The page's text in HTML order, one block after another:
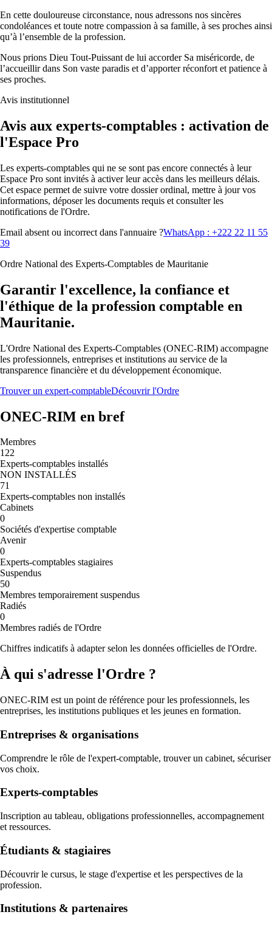
En cette douloureuse circonstance, nous adressons nos sincères
condoléances et toute notre compassion à sa famille, à ses proches ainsi
qu’à l’ensemble de la profession.
Nous prions Dieu Tout-Puissant de lui accorder Sa miséricorde, de
l’accueillir dans Son vaste paradis et d’apporter réconfort et patience à
ses proches.
Avis institutionnel
Avis aux experts-comptables : activation de
l'Espace Pro
Les experts-comptables qui ne se sont pas encore connectés à leur
Espace Pro sont invités à activer leur accès dans les meilleurs délais.
Cet espace permet de suivre votre dossier ordinal, mettre à jour vos
informations, déposer les documents requis et consulter les
notifications de l'Ordre.
Email absent ou incorrect dans l'annuaire ?WhatsApp : +222 22 11 55
39
Ordre National des Experts-Comptables de Mauritanie
Garantir l'excellence, la confiance et
l'éthique de la profession comptable en
Mauritanie.
L'Ordre National des Experts-Comptables (ONEC-RIM) accompagne
les professionnels, entreprises et institutions au service de la
transparence financière et du développement économique.
Trouver un expert-comptableDécouvrir l'Ordre
ONEC-RIM en bref
Membres
122
Experts-comptables installés
NON INSTALLÉS
71
Experts-comptables non installés
Cabinets
0
Sociétés d'expertise comptable
Avenir
0
Experts-comptables stagiaires
Suspendus
50
Membres temporairement suspendus
Radiés
0
Membres radiés de l'Ordre
Chiffres indicatifs à adapter selon les données officielles de l'Ordre.
À qui s'adresse l'Ordre ?
ONEC-RIM est un point de référence pour les professionnels, les
entreprises, les institutions publiques et les jeunes en formation.
Entreprises & organisations
Comprendre le rôle de l'expert-comptable, trouver un cabinet, sécuriser
vos choix.
Experts-comptables
Inscription au tableau, obligations professionnelles, accompagnement
et ressources.
Étudiants & stagiaires
Découvrir le cursus, le stage d'expertise et les perspectives de la
profession.
Institutions & partenaires